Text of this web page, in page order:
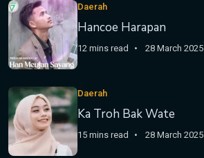
Daerah
Hancoe Harapan
12 mins read 28 March 2025
Daerah
Ka Troh Bak Wate
15 mins read 28 March 2025